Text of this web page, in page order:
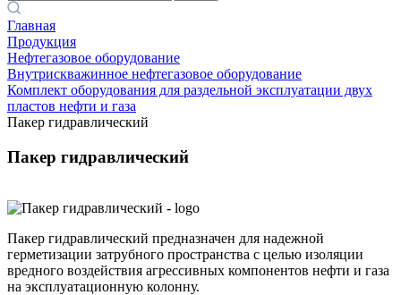
Главная
Продукция
Нефтегазовое оборудование
Внутрискважинное нефтегазовое оборудование
Комплект оборудования для раздельной эксплуатации двух
пластов нефти и газа
Пакер гидравлический
Пакер гидравлический
Пакер гидравлический предназначен для надежной
герметизации затрубного пространства с целью изоляции
вредного воздействия агрессивных компонентов нефти и газа
на эксплуатационную колонну.